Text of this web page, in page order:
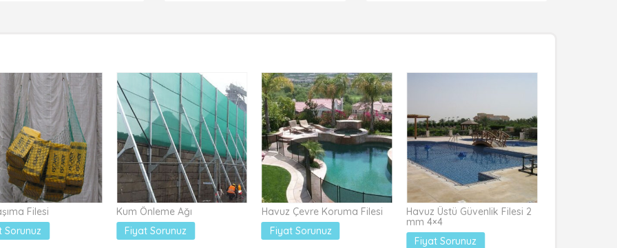
Filesi
Sorunuz
Kum Önleme Ağı
Fiyat Sorunuz
Havuz Çevre Koruma Filesi
Fiyat Sorunuz
Havuz Üstü Güvenlik Filesi 2
mm 4×4
Fiyat Sorunuz